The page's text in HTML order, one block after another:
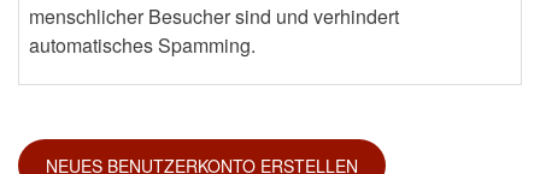
menschlicher Besucher sind und verhindert
automatisches Spamming.